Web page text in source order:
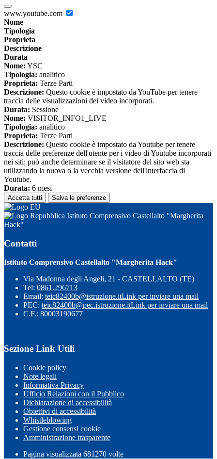
www.youtube.com
Nome
Tipologia
Proprieta
Descrizione
Durata
Nome: YSC
Tipologia: analitico
Proprieta: Terze Parti
Descrizione: Questo cookie è impostato da YouTube per tenere
traccia delle visualizzazioni dei video incorporati.
Durata: Sessione
Nome: VISITOR_INFO1_LIVE
Tipologia: analitico
Proprieta: Terze Parti
Descrizione: Questo cookie è impostato da Youtube per tenere
traccia delle preferenze dell'utente per i video di Youtube incorporati
nei siti; può anche determinare se il visitatore del sito web sta
utilizzando la nuova o la vecchia versione dell'interfaccia di
Youtube.
Durata: 6 mesi
Accetta tutti Salva le preferenze
Istituto Comprensivo Castellalto "Margherita
Hack"
Contatti
Istituto Comprensivo Castellalto "Margherita Hack"
Via Madonna degli Angeli, 21 - CASTELLALTO (TE)
Tel: 0861.296713
Email: teic82400b@istruzione.itLink per inviare una mail
PEC: teic82400b@pec.istruzione.itLink per inviare una mail
C.F.: 80003190677
Sezione Link Utili
Cookie policy
Note legali
Informativa Privacy
Ufficio Relazioni con il Pubblico
Dichiarazione di accessibilità
Obiettivi di accessibilità
Whistleblowing
Gestione consensi cookie
Amministrazione trasparente
Pagina visualizzata 681270 volte